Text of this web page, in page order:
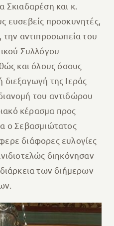
Σκιαδαρέση και κ.
ευσεβείς προσκυνητές,
την αντιπροσωπεία του
Συλλόγου
και όλους όσους
της Ιεράς
του αντιδώρου
κέρασμα προς
ο Σεβασμιώτατος
διάφορες ευλογίες
διηκόνησαν
των διήμερων